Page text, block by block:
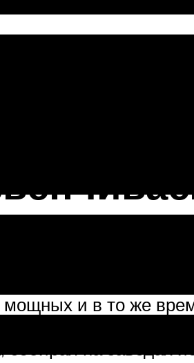
с
двигатель выдает
расхода
более
коробок
и в то же
Таким
на заводах